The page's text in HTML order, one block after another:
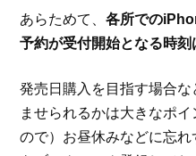
あらためて、各所での
予約が受付開始となる時刻
発売日購入を目指す場合
ませられるかは大きなポ
ので）お昼休みなどに忘